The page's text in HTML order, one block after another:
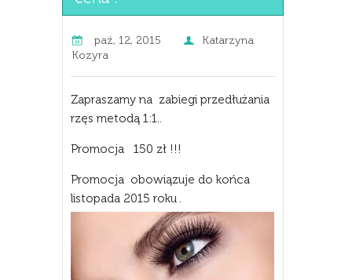
paź, 12, 2015
Katarzyna
Kozyra
Zapraszamy na zabiegi przedłużania
rzęs metodą 1:1..
Promocja 150 zł !!!
Promocja obowiązuje do końca
listopada 2015 roku .